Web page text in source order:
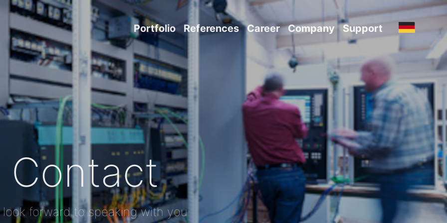
Portfolio References Career Company Support
Contact
look forward to speaking with you